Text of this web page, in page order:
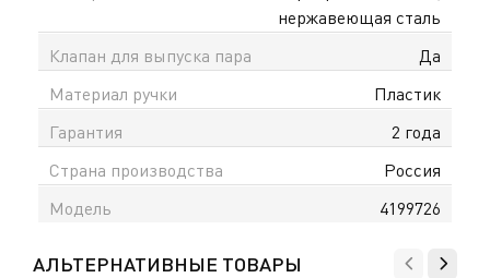
нержавеющая сталь
Клапан для выпуска пара
Да
Материал ручки
Пластик
Гарантия
2 года
Страна производства
Россия
Модель
4199726
АЛЬТЕРНАТИВНЫЕ ТОВАРЫ